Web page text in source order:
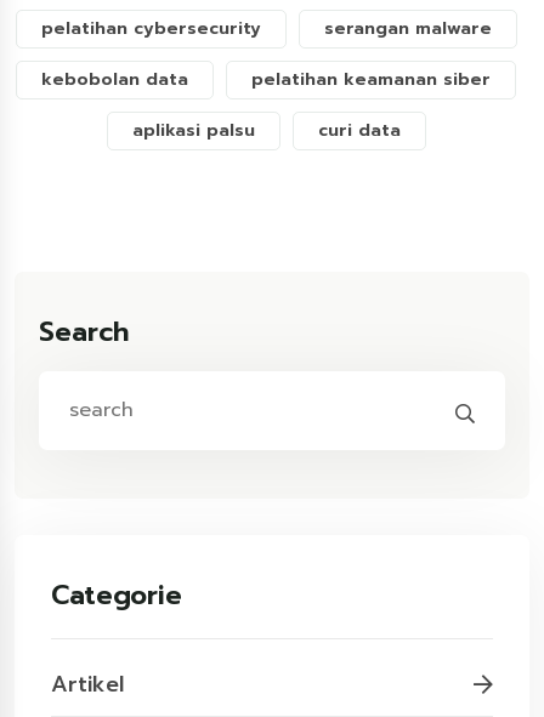
pelatihan cybersecurity
serangan malware
kebobolan data
pelatihan keamanan siber
aplikasi palsu
curi data
Search
Categorie
Artikel